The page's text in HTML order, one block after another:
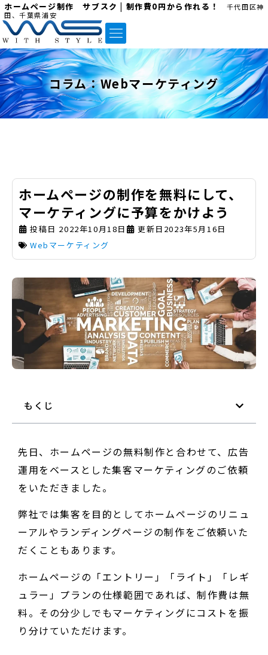
ホームページ制作 サブスク | 制作費0円から作れる！
千代田区神
田、千葉県浦安
コラム：Webマーケティング
ホームページの制作を無料にして、
マーケティングに予算をかけよう
投稿日 2022年10月18日
更新日2023年5月16日
Webマーケティング
もくじ
先日、ホームページの無料制作と合わせて、広告
運用をベースとした集客マーケティングのご依頼
をいただきました。
弊社では集客を目的としてホームページのリニュ
ーアルやランディングページの制作をご依頼いた
だくこともあります。
ホームページの「エントリー」「ライト」「レギ
ュラー」プランの仕様範囲であれば、制作費は無
料。その分少しでもマーケティングにコストを振
り分けていただけます。